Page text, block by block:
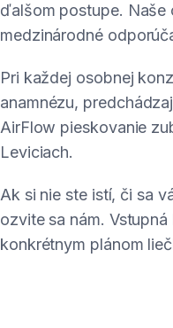
ďalšom postupe. Naše
medzinárodné
Pri každej osobnej
anamnézu,
AirFlow pieskovanie
Leviciach.
Ak si nie ste istí, či sa
ozvite sa nám.
konkrétnym plánom